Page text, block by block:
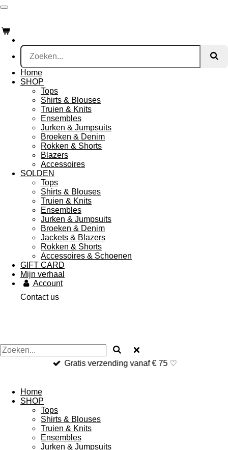
Ga
naar
de
hoofdinhoud
Home
SHOP
Tops
Shirts & Blouses
Truien & Knits
Ensembles
Jurken & Jumpsuits
Broeken & Denim
Rokken & Shorts
Blazers
Accessoires
SOLDEN
Tops
Shirts & Blouses
Truien & Knits
Ensembles
Jurken & Jumpsuits
Broeken & Denim
Jackets & Blazers
Rokken & Shorts
Accessoires & Schoenen
GIFT CARD
Mijn verhaal
Account
Contact us
Gratis verzending vanaf € 75 ♡
Home
SHOP
Tops
Shirts & Blouses
Truien & Knits
Ensembles
Jurken & Jumpsuits